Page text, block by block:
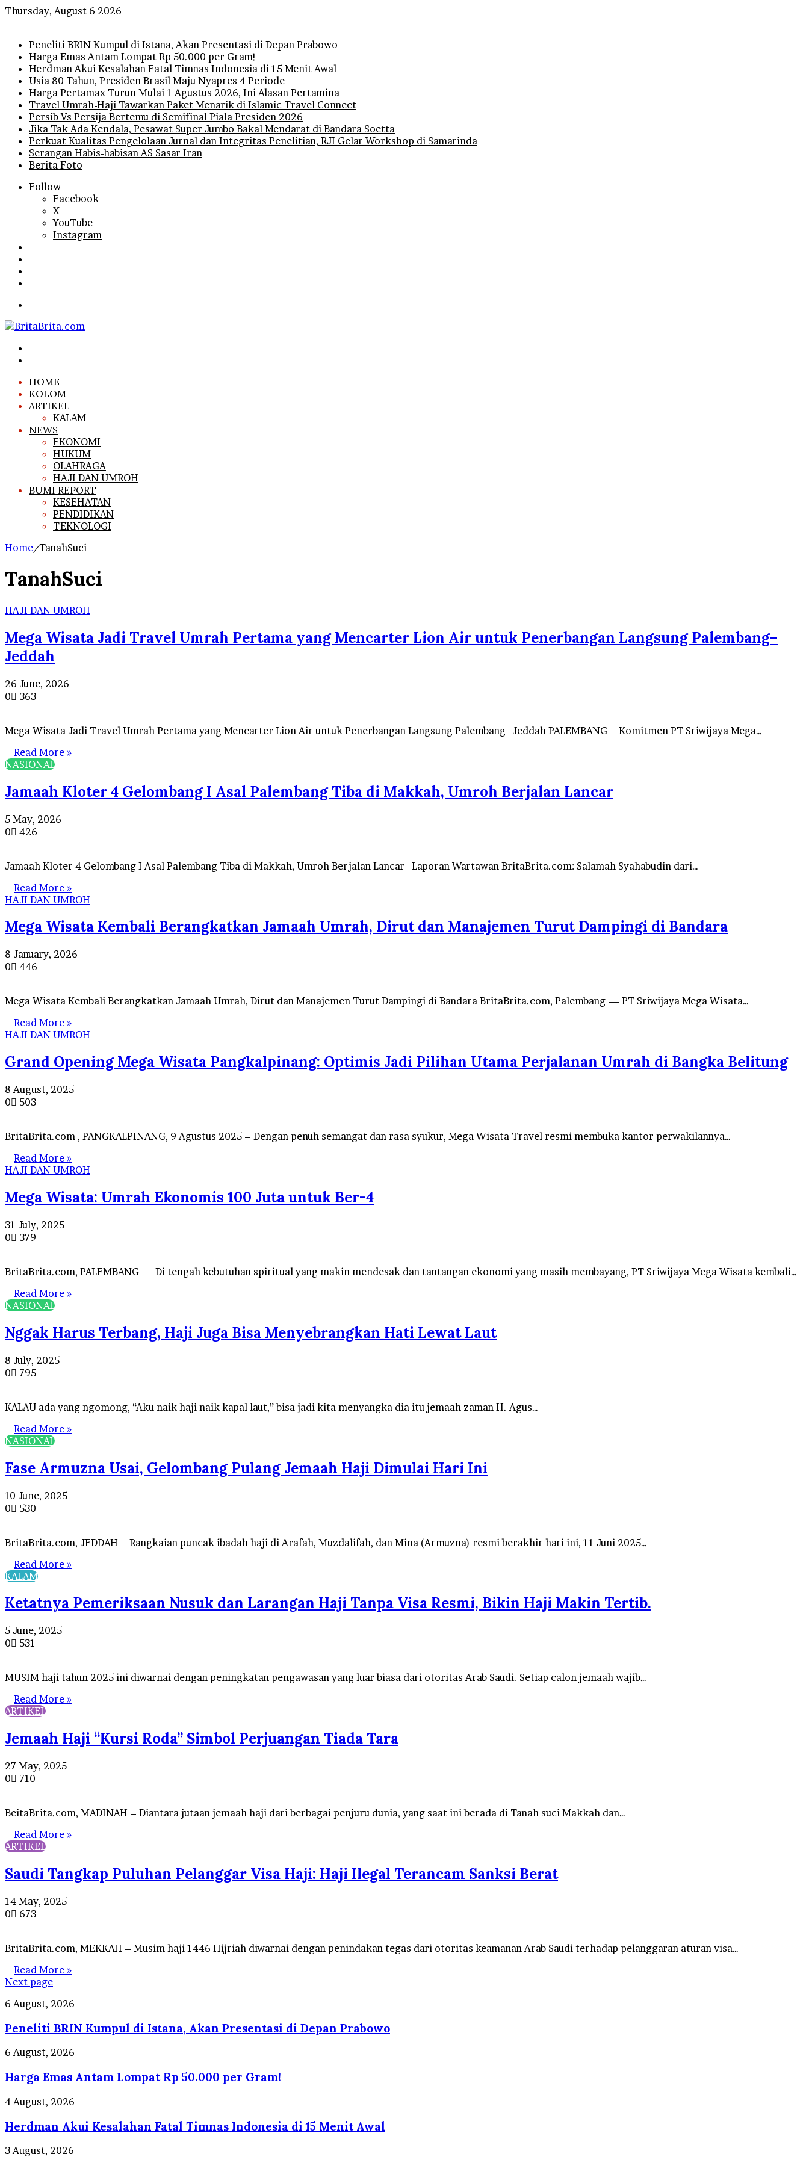
Thursday, August 6 2026
Peneliti BRIN Kumpul di Istana, Akan Presentasi di Depan Prabowo
Harga Emas Antam Lompat Rp 50.000 per Gram!
Herdman Akui Kesalahan Fatal Timnas Indonesia di 15 Menit Awal
Usia 80 Tahun, Presiden Brasil Maju Nyapres 4 Periode
Harga Pertamax Turun Mulai 1 Agustus 2026, Ini Alasan Pertamina
Travel Umrah-Haji Tawarkan Paket Menarik di Islamic Travel Connect
Persib Vs Persija Bertemu di Semifinal Piala Presiden 2026
Jika Tak Ada Kendala, Pesawat Super Jumbo Bakal Mendarat di Bandara Soetta
Perkuat Kualitas Pengelolaan Jurnal dan Integritas Penelitian, RJI Gelar Workshop di Samarinda
Serangan Habis-habisan AS Sasar Iran
Berita Foto
Follow
Facebook
X
YouTube
Instagram
HOME
KOLOM
ARTIKEL
KALAM
NEWS
EKONOMI
HUKUM
OLAHRAGA
HAJI DAN UMROH
BUMI REPORT
KESEHATAN
PENDIDIKAN
TEKNOLOGI
Home/TanahSuci
TanahSuci
HAJI DAN UMROH
Mega Wisata Jadi Travel Umrah Pertama yang Mencarter Lion Air untuk Penerbangan Langsung Palembang–
Jeddah
26 June, 2026
0
363
Mega Wisata Jadi Travel Umrah Pertama yang Mencarter Lion Air untuk Penerbangan Langsung Palembang–Jeddah PALEMBANG – Komitmen PT Sriwijaya Mega…
Read More »
NASIONAL
Jamaah Kloter 4 Gelombang I Asal Palembang Tiba di Makkah, Umroh Berjalan Lancar
5 May, 2026
0
426
Jamaah Kloter 4 Gelombang I Asal Palembang Tiba di Makkah, Umroh Berjalan Lancar Laporan Wartawan BritaBrita.com: Salamah Syahabudin dari…
Read More »
HAJI DAN UMROH
Mega Wisata Kembali Berangkatkan Jamaah Umrah, Dirut dan Manajemen Turut Dampingi di Bandara
8 January, 2026
0
446
Mega Wisata Kembali Berangkatkan Jamaah Umrah, Dirut dan Manajemen Turut Dampingi di Bandara BritaBrita.com, Palembang — PT Sriwijaya Mega Wisata…
Read More »
HAJI DAN UMROH
Grand Opening Mega Wisata Pangkalpinang: Optimis Jadi Pilihan Utama Perjalanan Umrah di Bangka Belitung
8 August, 2025
0
503
BritaBrita.com , PANGKALPINANG, 9 Agustus 2025 – Dengan penuh semangat dan rasa syukur, Mega Wisata Travel resmi membuka kantor perwakilannya…
Read More »
HAJI DAN UMROH
Mega Wisata: Umrah Ekonomis 100 Juta untuk Ber-4
31 July, 2025
0
379
BritaBrita.com, PALEMBANG — Di tengah kebutuhan spiritual yang makin mendesak dan tantangan ekonomi yang masih membayang, PT Sriwijaya Mega Wisata kembali…
Read More »
NASIONAL
Nggak Harus Terbang, Haji Juga Bisa Menyebrangkan Hati Lewat Laut
8 July, 2025
0
795
KALAU ada yang ngomong, “Aku naik haji naik kapal laut,” bisa jadi kita menyangka dia itu jemaah zaman H. Agus…
Read More »
NASIONAL
Fase Armuzna Usai, Gelombang Pulang Jemaah Haji Dimulai Hari Ini
10 June, 2025
0
530
BritaBrita.com, JEDDAH – Rangkaian puncak ibadah haji di Arafah, Muzdalifah, dan Mina (Armuzna) resmi berakhir hari ini, 11 Juni 2025…
Read More »
KALAM
Ketatnya Pemeriksaan Nusuk dan Larangan Haji Tanpa Visa Resmi, Bikin Haji Makin Tertib.
5 June, 2025
0
531
MUSIM haji tahun 2025 ini diwarnai dengan peningkatan pengawasan yang luar biasa dari otoritas Arab Saudi. Setiap calon jemaah wajib…
Read More »
ARTIKEL
Jemaah Haji “Kursi Roda” Simbol Perjuangan Tiada Tara
27 May, 2025
0
710
BeitaBrita.com, MADINAH – Diantara jutaan jemaah haji dari berbagai penjuru dunia, yang saat ini berada di Tanah suci Makkah dan…
Read More »
ARTIKEL
Saudi Tangkap Puluhan Pelanggar Visa Haji: Haji Ilegal Terancam Sanksi Berat
14 May, 2025
0
673
BritaBrita.com, MEKKAH – Musim haji 1446 Hijriah diwarnai dengan penindakan tegas dari otoritas keamanan Arab Saudi terhadap pelanggaran aturan visa…
Read More »
Next page
Peneliti
Kumpul
Istana,
Presentasi
Depan
Prabowo
6 August, 2026
Peneliti BRIN Kumpul di Istana, Akan Presentasi di Depan Prabowo
Harga
Antam
Lompat
Rp
per
6 August, 2026
Harga Emas Antam Lompat Rp 50.000 per Gram!
Herdman
Kesalahan
Timnas
4 August, 2026
Herdman Akui Kesalahan Fatal Timnas Indonesia di 15 Menit Awal
Usia
3 August, 2026